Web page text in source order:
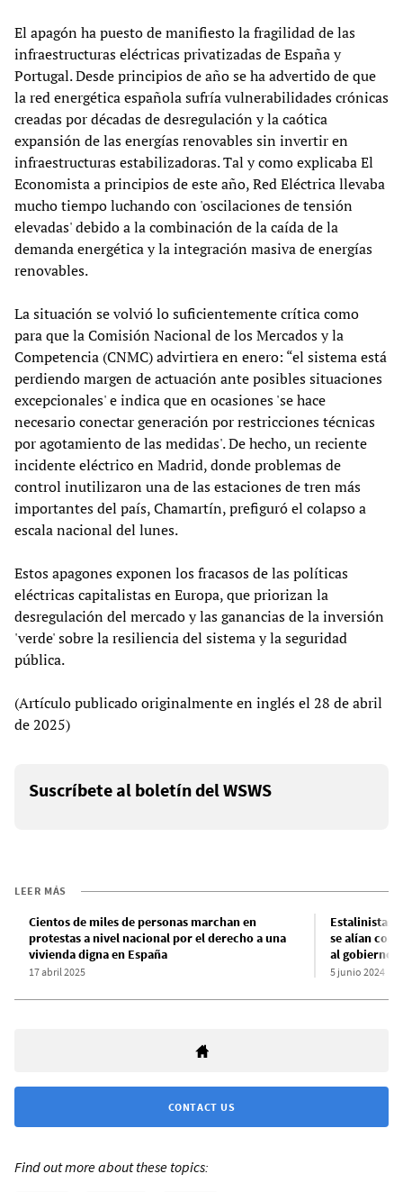
El apagón ha puesto de manifiesto la fragilidad de las
infraestructuras eléctricas privatizadas de España y
Portugal. Desde principios de año se ha advertido de que
la red energética española sufría vulnerabilidades crónicas
creadas por décadas de desregulación y la caótica
expansión de las energías renovables sin invertir en
infraestructuras estabilizadoras. Tal y como explicaba El
Economista a principios de este año, Red Eléctrica llevaba
mucho tiempo luchando con 'oscilaciones de tensión
elevadas' debido a la combinación de la caída de la
demanda energética y la integración masiva de energías
renovables.
La situación se volvió lo suficientemente crítica como
para que la Comisión Nacional de los Mercados y la
Competencia (CNMC) advirtiera en enero: “el sistema está
perdiendo margen de actuación ante posibles situaciones
excepcionales' e indica que en ocasiones 'se hace
necesario conectar generación por restricciones técnicas
por agotamiento de las medidas'. De hecho, un reciente
incidente eléctrico en Madrid, donde problemas de
control inutilizaron una de las estaciones de tren más
importantes del país, Chamartín, prefiguró el colapso a
escala nacional del lunes.
Estos apagones exponen los fracasos de las políticas
eléctricas capitalistas en Europa, que priorizan la
desregulación del mercado y las ganancias de la inversión
'verde' sobre la resiliencia del sistema y la seguridad
pública.
(Artículo publicado originalmente en inglés el 28 de abril
de 2025)
Suscríbete al boletín del WSWS
LEER MÁS
Cientos de miles de personas marchan en
protestas a nivel nacional por el derecho a una
vivienda digna en España
17 abril 2025
Estalinistas
se alían con
al gobierno
5 junio 2024
CONTACT US
Find out more about these topics: